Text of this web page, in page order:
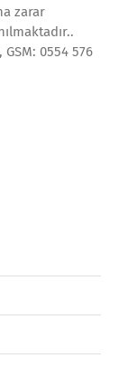
zarar
0554 576